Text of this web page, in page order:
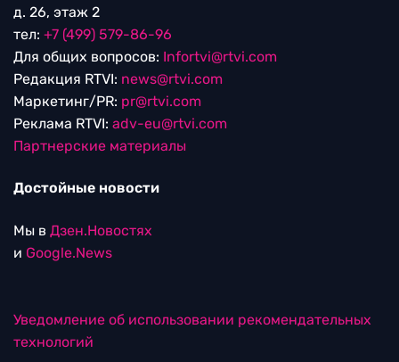
д. 26, этаж 2
тел: +7 (499) 579-86-96
Для общих вопросов: Infortvi@rtvi.com
Редакция RTVI: news@rtvi.com
Маркетинг/PR: pr@rtvi.com
Реклама RTVI: adv-eu@rtvi.com
Партнерские материалы
Достойные новости
Мы в Дзен.Новостях
и Google.News
Уведомление об использовании рекомендательных
технологий